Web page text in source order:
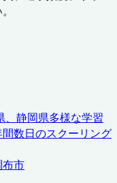
、静岡県多様な学習
間数日のスクーリング
布市